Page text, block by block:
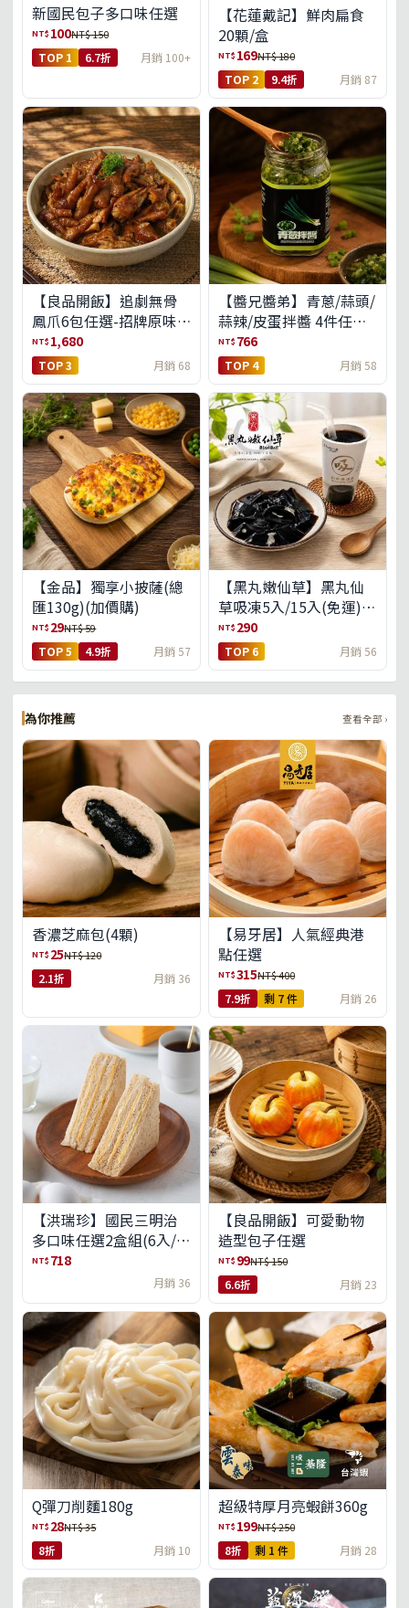
新國民包子多口味任選
NT$ 100NT$ 150
TOP 1 6.7折 月銷 100+
【花蓮戴記】鮮肉扁食
20顆/盒
NT$ 169NT$ 180
TOP 2 9.4折 月銷 87
【良品開飯】追劇無骨
鳳爪6包任選-招牌原味/
濃濃蒜香/過癮麻辣(免運
組)
NT$ 1,680
TOP 3 月銷 68
【醬兄醬弟】青蔥/蒜頭/
蒜辣/皮蛋拌醬 4件任選
(免運組)
NT$ 766
TOP 4 月銷 58
【金品】獨享小披薩(總
匯130g)(加價購)
NT$ 29NT$ 59
TOP 5 4.9折 月銷 57
【黑丸嫩仙草】黑丸仙
草吸凍5入/15入(免運)
(預購中8/14出貨)
NT$ 290
TOP 6 月銷 56
為你推薦 查看全部 ›
香濃芝麻包(4顆)
NT$ 25NT$ 120
2.1折 月銷 36
【易牙居】人氣經典港
點任選
NT$315NT$ 400
7.9折 剩 7 件 月銷 26
【洪瑞珍】國民三明治
多口味任選2盒組(6入/
盒)(免運)
NT$ 718
月銷 36
【良品開飯】可愛動物
造型包子任選
NT$ 99NT$ 150
6.6折 月銷 23
Q彈刀削麵180g
NT$ 28NT$ 35
8折 月銷 10
超級特厚月亮蝦餅360g
NT$ 199NT$ 250
8折 剩 1 件 月銷 28